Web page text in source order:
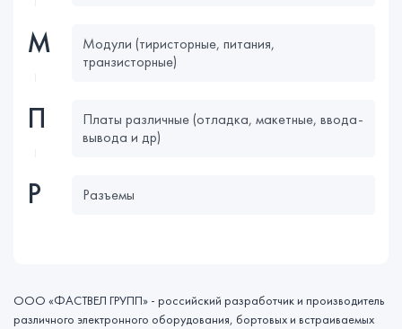
М
Модули (тиристорные, питания,
транзисторные)
П
Платы различные (отладка, макетные, ввода-
вывода и др)
Р Разъемы
ООО «ФАСТВЕЛ ГРУПП» - российский разработчик и производитель
различного электронного оборудования, бортовых и встраиваемых